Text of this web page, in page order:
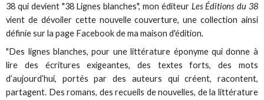
38 qui devient "38 Lignes blanches", mon éditeur Les Éditions du 38
vient de dévoiler cette nouvelle couverture, une collection ainsi
définie sur la page Facebook de ma maison d'édition.
"Des lignes blanches, pour une littérature éponyme qui donne à
lire des écritures exigeantes, des textes forts, des mots
d’aujourd’hui, portés par des auteurs qui créent, racontent,
partagent. Des romans, des recueils de nouvelles, de la littérature